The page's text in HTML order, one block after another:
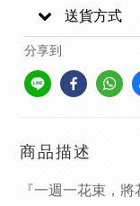
送貨方式
分享到
商品描述
『一週一花束，